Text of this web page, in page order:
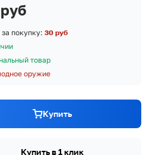
покупку: 30 руб
товар
оружие
Купить
Купить в 1 клик